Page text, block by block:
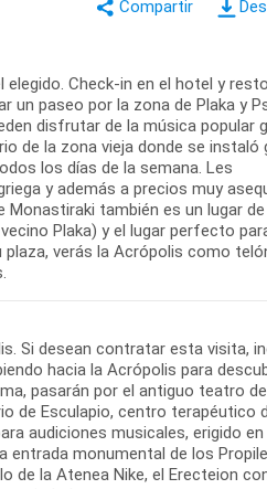
Check-in en el hotel y
un paseo por la zona de Plaka y
disfrutar de la música popular
de la zona vieja donde se instaló
los días de la semana. Les
y además a precios muy
también es un lugar de
Plaka) y el lugar perfecto
verás la Acrópolis como
Si desean contratar esta visita,
hacia la Acrópolis para
pasarán por el antiguo teatro de
de Esculapio, centro terapéutico
audiciones musicales, erigido en
entrada monumental de los
de la Atenea Nike, el Erecteion